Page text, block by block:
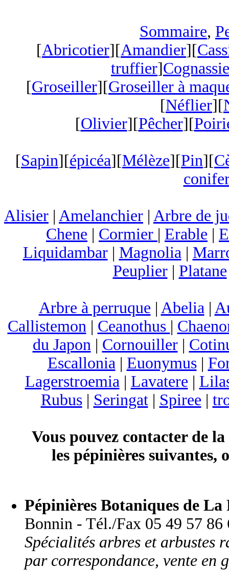
Sommaire,
[Abricotier][Amandier][
truffier]
[Groseiller][Groseiller à
[Néflier][
[Olivier][Pêcher][
[Sapin][épicéa][Mélèze][Pin][
Alisier | Amelanchier | Arbre de
Chene | Cormier | Erable |
Liquidambar| Magnolia|
Peuplier| Platane
Arbre à perruque | Abelia|
Callistemon| Ceanothus |
du Japon| Cornouiller|
Escallonia| Euonymus|
Lagerstroemia| Lavatere |
Rubus| Seringat| Spiree |
Vous pouvez contacter de
les pépinières
Pépinières Botaniques de La
Bonnin - Tél./Fax 05 49 57
Spécialités arbres et arbustes
par correspondance, vente en